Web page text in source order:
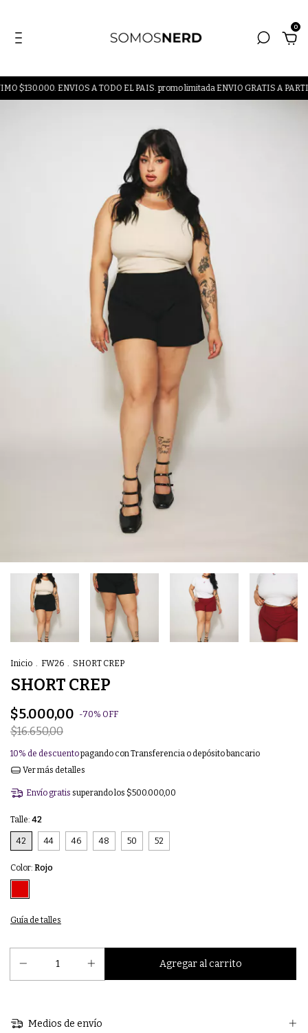
0
$130.000. ENVIOS A TODO EL PAIS. promo limitada ENVIO GRATIS A
Inicio . FW26 . SHORT CREP
SHORT CREP
$5.000,00 -70% OFF
$16.650,00
10% de descuentopagando con Transferencia o depósito bancario
Ver más detalles
Envío gratis superando los $500.000,00
Talle: 42
42 44 46 48 50 52
Color: Rojo
Guía de talles
Medios de envío